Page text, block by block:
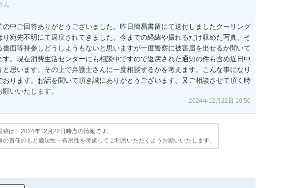
ん
の中ご回答ありがとうございました。昨日簡易書留にて送付しましたクーリング
り宛先不明にて返戻されてきました。今までの経緯や撮れるだけ収めた写真、そ
書面等持参しどうしようもないと思いますが一度警察に被害届を出せるか聞いて
す。現在消費生活センターにも相談中ですので返戻された通知の件も含め近日中
と思います。その上で弁護士さんに一度相談するかを考えます。こんな事になり
おります。お話を聞いて頂き誠にありがとうございます。又ご相談させて頂く時
いいたします。
2024年12月22日 10:50
稿は、2024年12月22日時点の情報です。
の責任のもと適法性・有用性を考慮してご利用いただくようお願いいたします。